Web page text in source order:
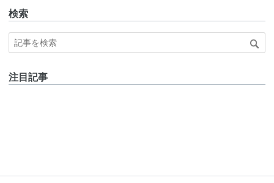
検索
注目記事